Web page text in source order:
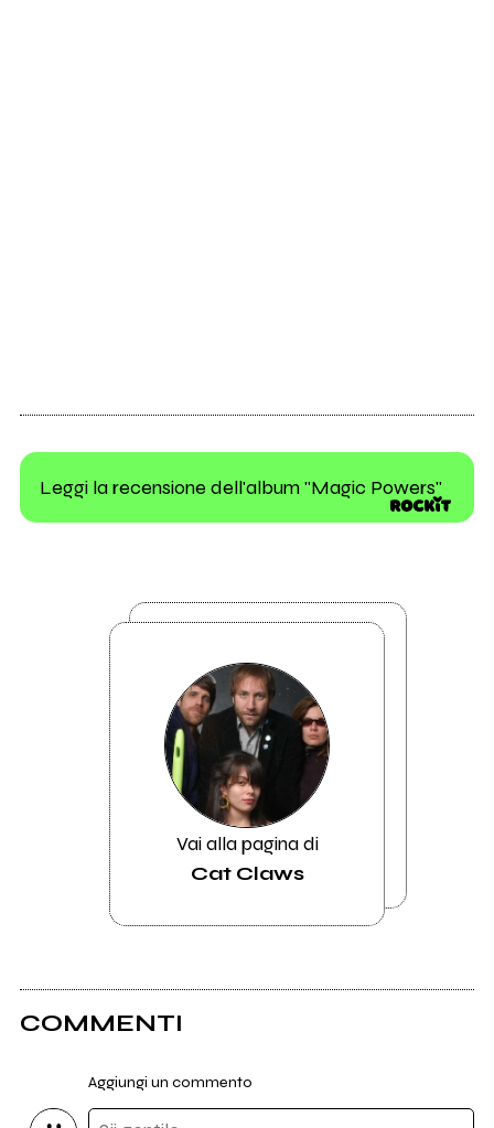
Leggi la recensione dell'album "Magic Powers"
Vai alla pagina di
Cat Claws
COMMENTI
Aggiungi un commento